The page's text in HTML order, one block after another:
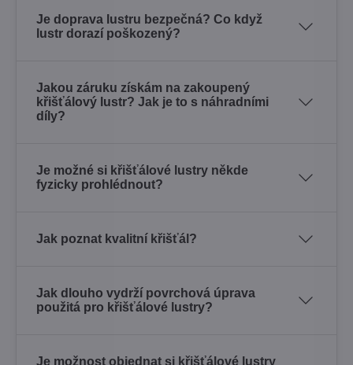
Je doprava lustru bezpečná? Co když
lustr dorazí poškozený?
Jakou záruku získám na zakoupený
křišťálový lustr? Jak je to s náhradními
díly?
Je možné si křišťálové lustry někde
fyzicky prohlédnout?
Jak poznat kvalitní křišťál?
Jak dlouho vydrží povrchová úprava
použitá pro křišťálové lustry?
Je možnost objednat si křišťálové lustry